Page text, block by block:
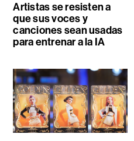
Artistas se resisten a
que sus voces y
canciones sean usadas
para entrenar a la IA